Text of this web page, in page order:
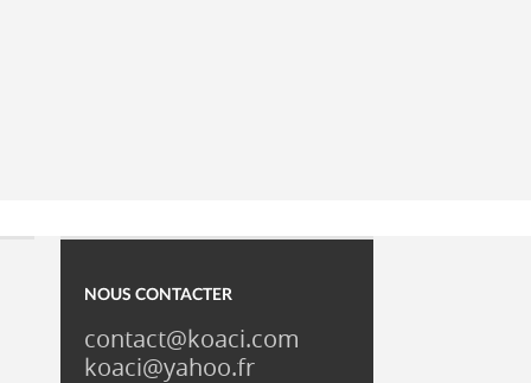
NOUS CONTACTER
contact@koaci.com
koaci@yahoo.fr